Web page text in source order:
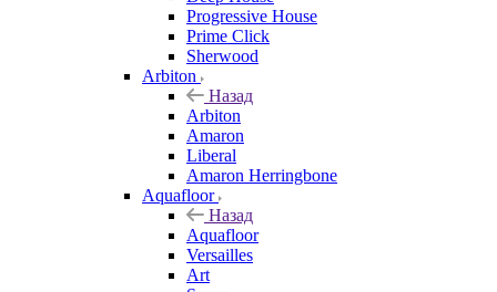
Progressive House
Prime Click
Sherwood
Arbiton
Назад
Arbiton
Amaron
Liberal
Amaron Herringbone
Aquafloor
Назад
Aquafloor
Versailles
Art